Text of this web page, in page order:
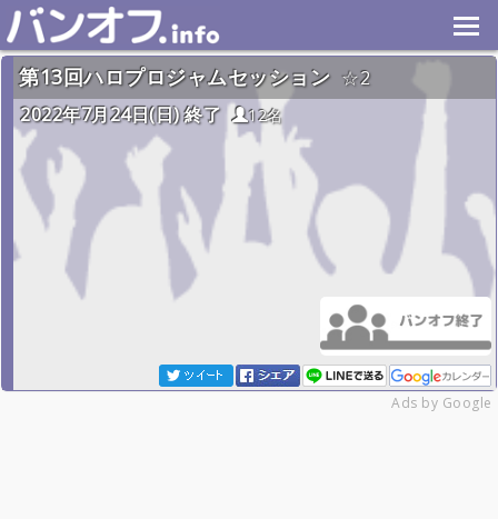
第13回ハロプロジャムセッション
2
2022年7月24日(日) 終了
12名
Ads by Google